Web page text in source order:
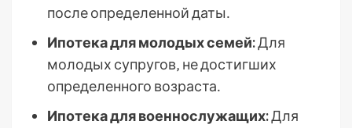
после определенной даты․
Ипотека для молодых семей:Для
молодых супругов‚ не достигших
определенного возраста․
Ипотека для военнослужащих:Для